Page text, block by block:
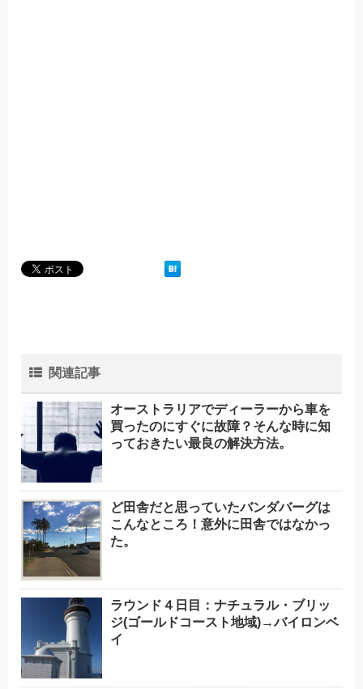
関連記事
オーストラリアでディーラーから車を
買ったのにすぐに故障？そんな時に知
っておきたい最良の解決方法。
ど田舎だと思っていたバンダバーグは
こんなところ！意外に田舎ではなかっ
た。
ラウンド４日目：ナチュラル・ブリッ
ジ(ゴールドコースト地域)→バイロンベ
イ